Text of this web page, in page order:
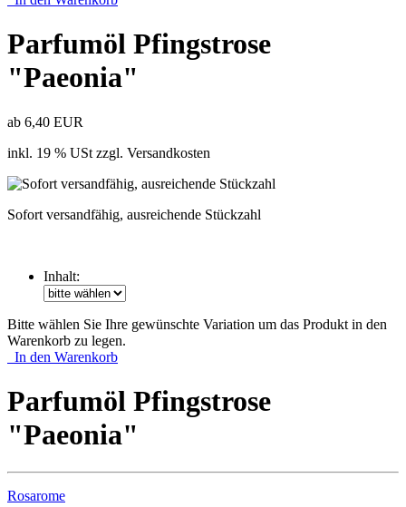
Parfumöl Pfingstrose
"Paeonia"
ab 6,40 EUR
inkl. 19 % USt zzgl. Versandkosten
Sofort versandfähig, ausreichende Stückzahl
Inhalt:
Bitte wählen Sie Ihre gewünschte Variation um das Produkt in den
Warenkorb zu legen.
In den Warenkorb
Parfumöl Pfingstrose
"Paeonia"
Rosarome